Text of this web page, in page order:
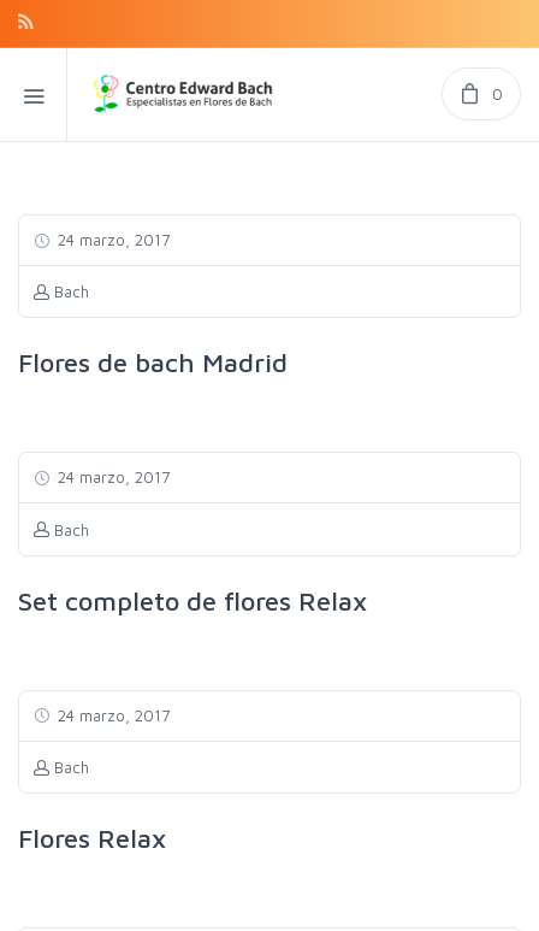
0
24 marzo, 2017
Bach
Flores de bach Madrid
24 marzo, 2017
Bach
Set completo de flores Relax
24 marzo, 2017
Bach
Flores Relax